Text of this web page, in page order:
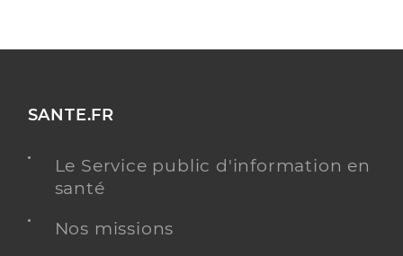
SANTE.FR
Le Service public d'information en
santé
Nos missions